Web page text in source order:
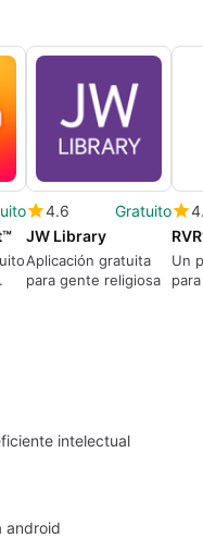
4.6
Gratuito
JW Library
Aplicación gratuita
para gente religiosa
Un
intelectual
android